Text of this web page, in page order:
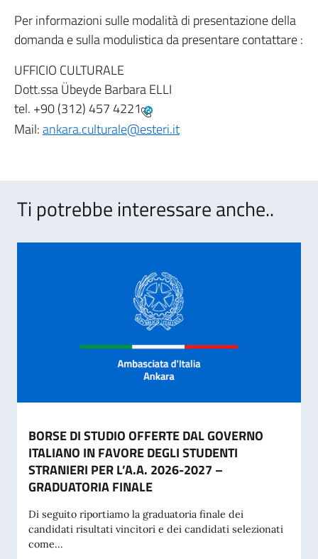
Per informazioni sulle modalità di presentazione della
domanda e sulla modulistica da presentare contattare :
UFFICIO CULTURALE
Dott.ssa Übeyde Barbara ELLI
tel. +90 (312) 457 4221
Mail:ankara.culturale@esteri.it
Ti potrebbe interessare anche..
BORSE DI STUDIO OFFERTE DAL GOVERNO
ITALIANO IN FAVORE DEGLI STUDENTI
STRANIERI PER L’A.A. 2026-2027 –
GRADUATORIA FINALE
Di seguito riportiamo la graduatoria finale dei
candidati risultati vincitori e dei candidati selezionati
come...